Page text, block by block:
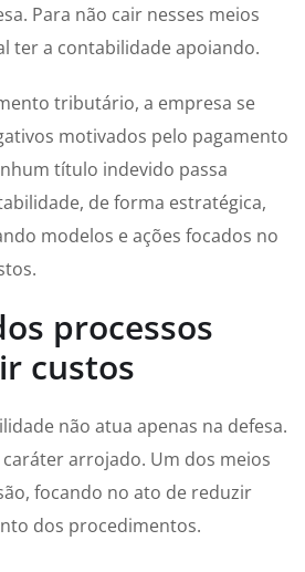
Para não cair nesses meios
ter a contabilidade apoiando.
tributário, a empresa se
motivados pelo pagamento
título indevido passa
de forma estratégica,
modelos e ações focados no
processos
custos
não atua apenas na defesa.
arrojado. Um dos meios
focando no ato de reduzir
dos procedimentos.